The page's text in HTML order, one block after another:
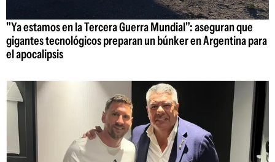
"Ya estamos en la Tercera Guerra Mundial": aseguran que
gigantes tecnológicos preparan un búnker en Argentina para
el apocalipsis